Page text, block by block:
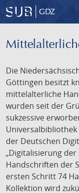
GDZ
Die
Göttingen besitzt
mittelalterliche
wurden seit der
sukzessive
Universalbibliothek
der Deutschen
„Digitalisierung
Handschriften der
ersten Schritt 74
Kollektion wird